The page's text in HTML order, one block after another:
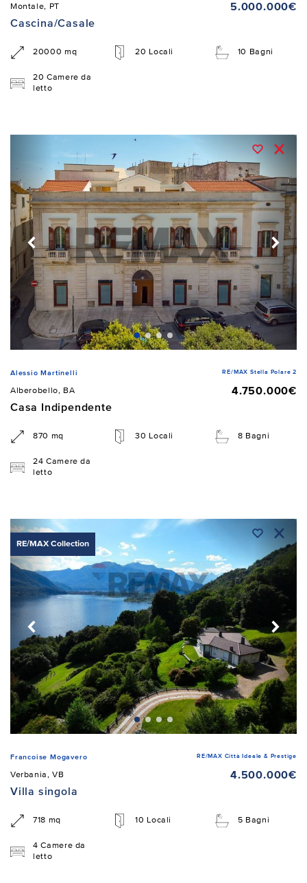
Montale, PT
5.000.000€
Cascina/Casale
20000 mq 20 Locali 10 Bagni
20 Camere da
letto
Alessio Martinelli RE/MAX Stella Polare 2
Alberobello, BA
4.750.000€
Casa Indipendente
870 mq 30 Locali 8 Bagni
24 Camere da
letto
RE/MAX Collection
Francoise Mogavero RE/MAX Città Ideale & Prestige
Verbania, VB
4.500.000€
Villa singola
718 mq 10 Locali 5 Bagni
4 Camere da
letto